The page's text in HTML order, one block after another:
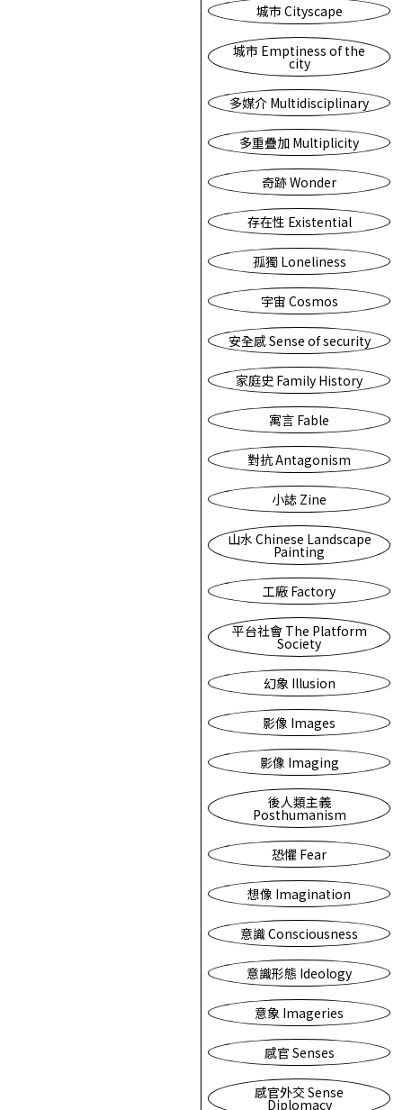
城市 Cityscape
城市 Emptiness of the
city
多媒介 Multidisciplinary
多重疊加 Multiplicity
奇跡 Wonder
存在性 Existential
孤獨 Loneliness
宇宙 Cosmos
安全感 Sense of security
家庭史 Family History
寓言 Fable
對抗 Antagonism
小誌 Zine
山水 Chinese Landscape
Painting
工廠 Factory
平台社會 The Platform
Society
幻象 Illusion
影像 Images
影像 Imaging
後人類主義
Posthumanism
恐懼 Fear
想像 Imagination
意識 Consciousness
意識形態 Ideology
意象 Imageries
感官 Senses
感官外交 Sense
Diplomacy